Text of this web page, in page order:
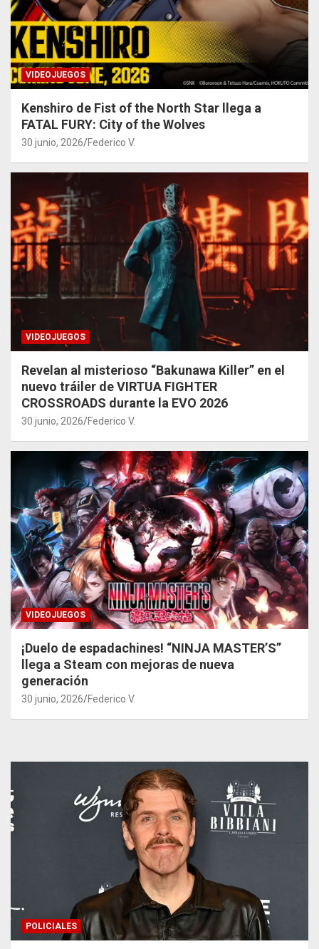
VIDEOJUEGOS
Kenshiro de Fist of the North Star llega a
FATAL FURY: City of the Wolves
30 junio, 2026 Federico V.
VIDEOJUEGOS
Revelan al misterioso “Bakunawa Killer” en el
nuevo tráiler de VIRTUA FIGHTER
CROSSROADS durante la EVO 2026
30 junio, 2026 Federico V.
VIDEOJUEGOS
¡Duelo de espadachines! “NINJA MASTER’S”
llega a Steam con mejoras de nueva
generación
30 junio, 2026 Federico V.
POLICIALES